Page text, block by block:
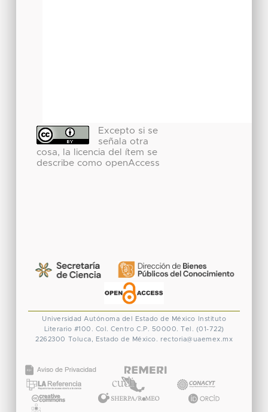
Excepto si se
señala otra
cosa, la licencia del ítem se
describe como openAccess
Universidad Autónoma del Estado de México
Instituto
Literario #100. Col. Centro C.P. 50000. Tel. (01-722)
2262300
Toluca, Estado de México. rectoria@uaemex.mx